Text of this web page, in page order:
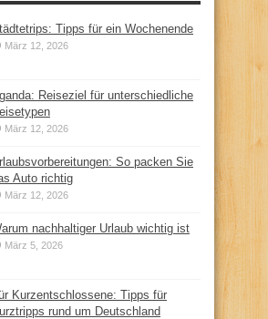
Tipps für ein Wochenende
März 12, 2026
Reiseziel für unterschiedliche
März 12, 2026
So packen Sie
Auto richtig
März 12, 2026
nachhaltiger Urlaub wichtig ist
März 5, 2026
Kurzentschlossene: Tipps für
rund um Deutschland